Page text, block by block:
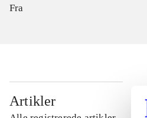
Fra
Artikler